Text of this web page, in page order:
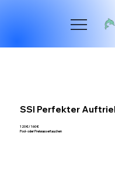
SSI Perfekter
120 € / 160 €
Pool- oder Freiwassertauchen